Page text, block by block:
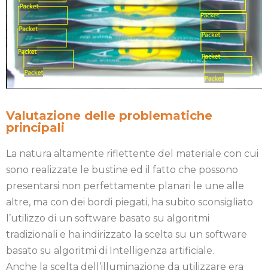
Valutazione delle problematiche
principali
La natura altamente riflettente del materiale con cui
sono realizzate le bustine ed il fatto che possono
presentarsi non perfettamente planari le une alle
altre, ma con dei bordi piegati, ha subito sconsigliato
l’utilizzo di un software basato su algoritmi
tradizionali e ha indirizzato la scelta su un software
basato su algoritmi di Intelligenza artificiale.
Anche la scelta dell’illuminazione da utilizzare era